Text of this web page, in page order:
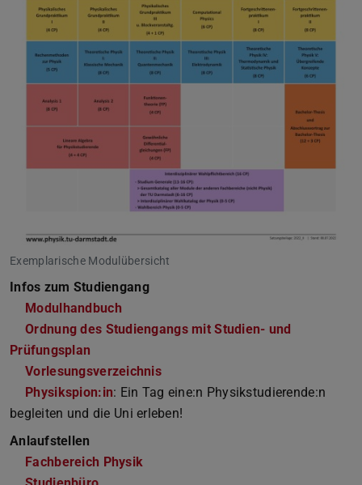
Exemplarische Modulübersicht
Infos zum Studiengang
Modulhandbuch
Ordnung des Studiengangs mit Studien- und
Prüfungsplan
Vorlesungsverzeichnis
Physikspion:in: Ein Tag eine:n Physikstudierende:n
begleiten und die Uni erleben!
Anlaufstellen
Fachbereich Physik